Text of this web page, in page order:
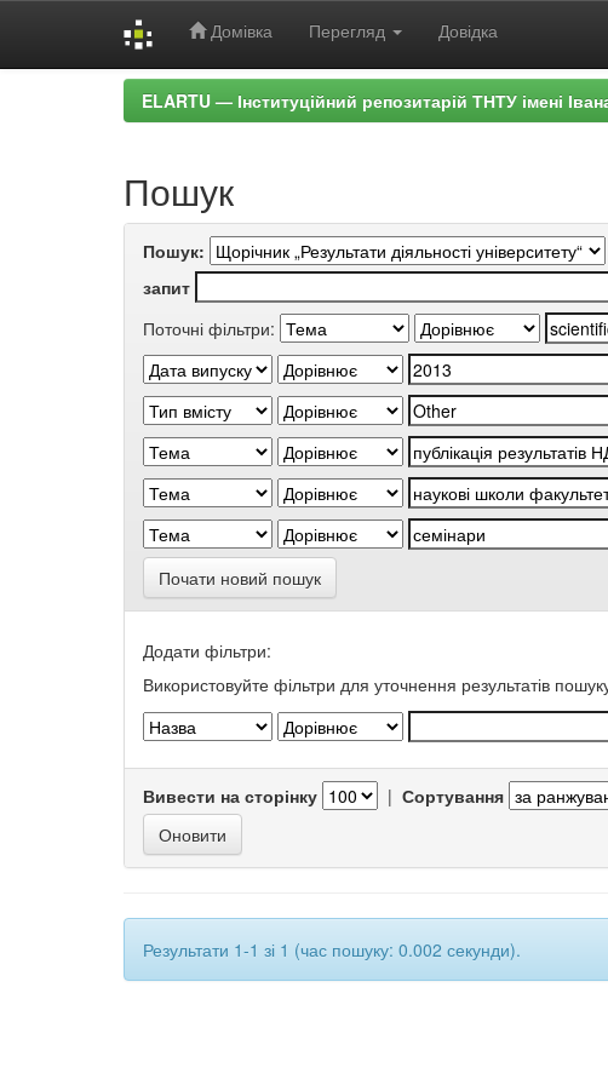
Домівка Перегляд Довідка
ELARTU — Інституційний репозитарій ТНТУ імені
Пошук
Пошук:
запит
Поточні фільтри:
Почати новий пошук
Додати фільтри:
Використовуйте фільтри для уточнення результатів
Вивести на сторінку | Сортування
Результати 1-1 зі 1 (час пошуку: 0.002 секунди).